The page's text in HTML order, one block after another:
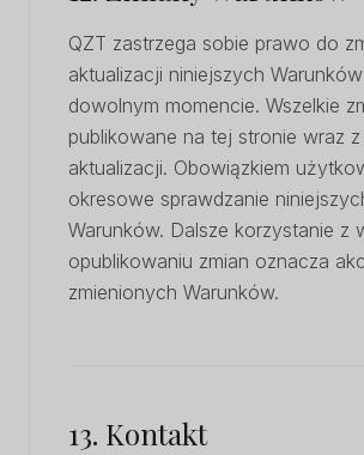
QZT zastrzega sobie prawo do
aktualizacji niniejszych
dowolnym momencie. Wszelkie
publikowane na tej stronie wraz
aktualizacji. Obowiązkiem
okresowe sprawdzanie
Warunków. Dalsze korzystanie z
opublikowaniu zmian oznacza
zmienionych Warunków.
13. Kontakt